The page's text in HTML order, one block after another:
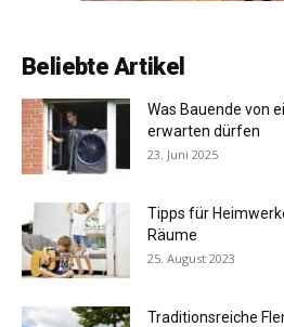
Beliebte Artikel
Was Bauende von
erwarten dürfen
23. Juni 2025
Tipps für
Räume
25. August 2023
Traditionsreiche